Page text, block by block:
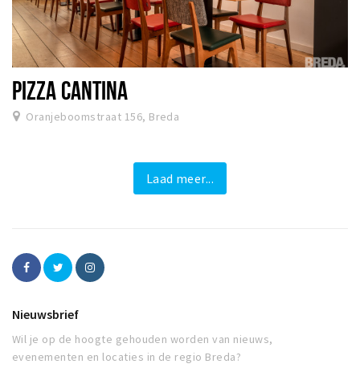
PIZZA CANTINA
Oranjeboomstraat 156, Breda
Laad meer...
Nieuwsbrief
Wil je op de hoogte gehouden worden van nieuws,
evenementen en locaties in de regio Breda?